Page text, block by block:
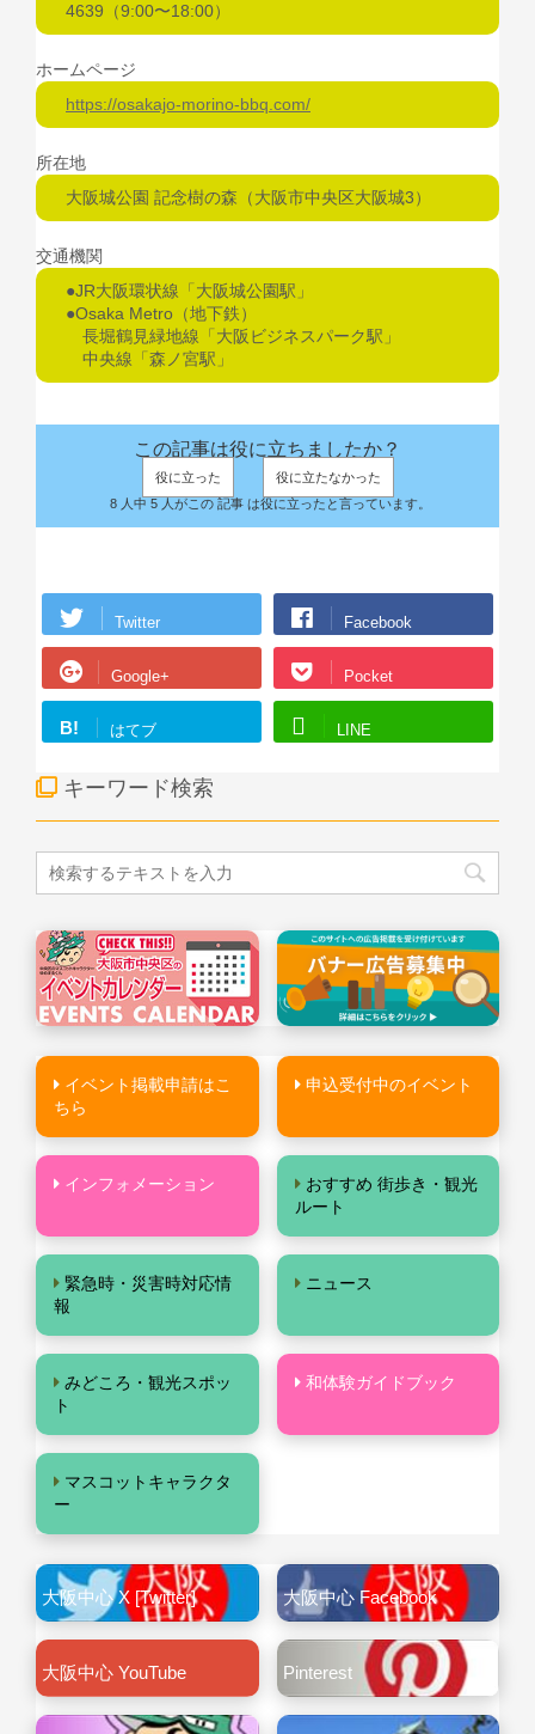
4639（9:00〜18:00）
ホームページ
https://osakajo-morino-bbq.com/
所在地
大阪城公園 記念樹の森（大阪市中央区大阪城3）
交通機関
●JR大阪環状線「大阪城公園駅」
●Osaka Metro（地下鉄）
長堀鶴見緑地線「大阪ビジネスパーク駅」
中央線「森ノ宮駅」
この記事は役に立ちましたか？
役に立った
役に立たなかった
8 人中 5 人がこの 記事 は役に立ったと言っています。
Twitter Facebook
Google+ Pocket
B! はてブ LINE
キーワード検索
イベント掲載申請はこ
ちら
申込受付中のイベント
インフォメーション
おすすめ 街歩き・観光
ルート
緊急時・災害時対応情
報
ニュース
みどころ・観光スポッ
ト
和体験ガイドブック
マスコットキャラクタ
ー
大阪中心 X [Twitter] 大阪中心 Facebook
大阪中心 YouTube Pinterest